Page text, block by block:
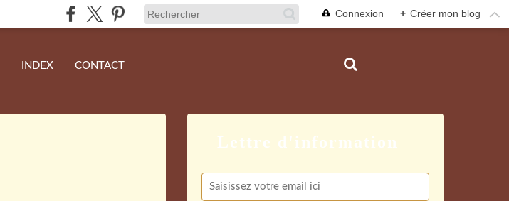
Connexion + Créer mon blog
INDEX CONTACT